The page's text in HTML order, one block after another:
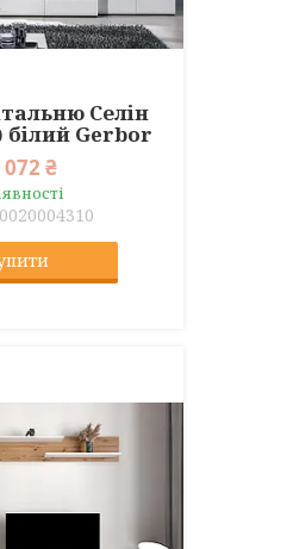
Селін
Gerbor
₴